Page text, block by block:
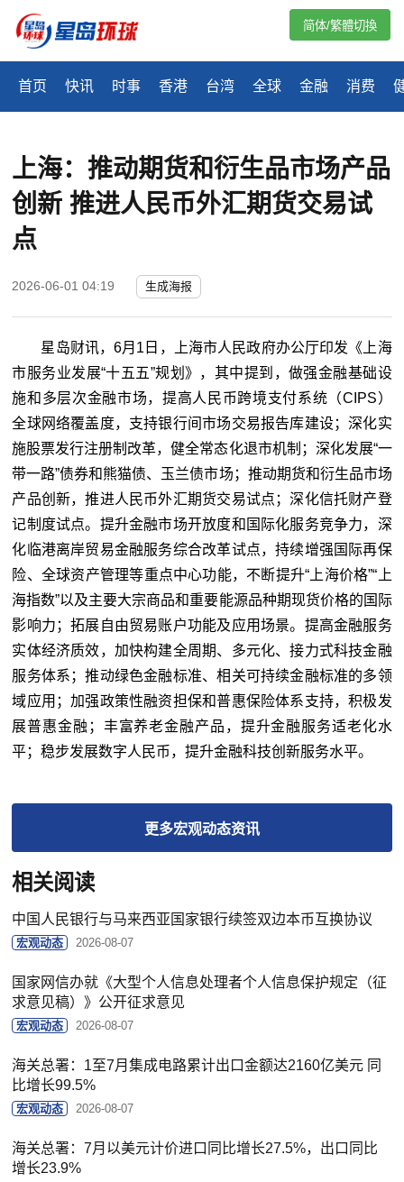
首页 快讯 时事 香港 台湾 全球 金融 消费
简体/繁體切換
上海：推动期货和衍生品市场产品
创新 推进人民币外汇期货交易试
点
2026-06-01 04:19 生成海报
星岛财讯，6月1日，上海市人民政府办公厅印发《上海
市服务业发展“十五五”规划》，其中提到，做强金融基础设
施和多层次金融市场，提高人民币跨境支付系统（CIPS）
全球网络覆盖度，支持银行间市场交易报告库建设；深化实
施股票发行注册制改革，健全常态化退市机制；深化发展“一
带一路”债券和熊猫债、玉兰债市场；推动期货和衍生品市场
产品创新，推进人民币外汇期货交易试点；深化信托财产登
记制度试点。提升金融市场开放度和国际化服务竞争力，深
化临港离岸贸易金融服务综合改革试点，持续增强国际再保
险、全球资产管理等重点中心功能，不断提升“上海价格”“上
海指数”以及主要大宗商品和重要能源品种期现货价格的国际
影响力；拓展自由贸易账户功能及应用场景。提高金融服务
实体经济质效，加快构建全周期、多元化、接力式科技金融
服务体系；推动绿色金融标准、相关可持续金融标准的多领
域应用；加强政策性融资担保和普惠保险体系支持，积极发
展普惠金融；丰富养老金融产品，提升金融服务适老化水
平；稳步发展数字人民币，提升金融科技创新服务水平。
更多宏观动态资讯
相关阅读
中国人民银行与马来西亚国家银行续签双边本币互换协议
宏观动态 2026-08-07
国家网信办就《大型个人信息处理者个人信息保护规定（征
求意见稿）》公开征求意见
宏观动态 2026-08-07
海关总署：1至7月集成电路累计出口金额达2160亿美元 同
比增长99.5%
宏观动态 2026-08-07
海关总署：7月以美元计价进口同比增长27.5%，出口同比
增长23.9%